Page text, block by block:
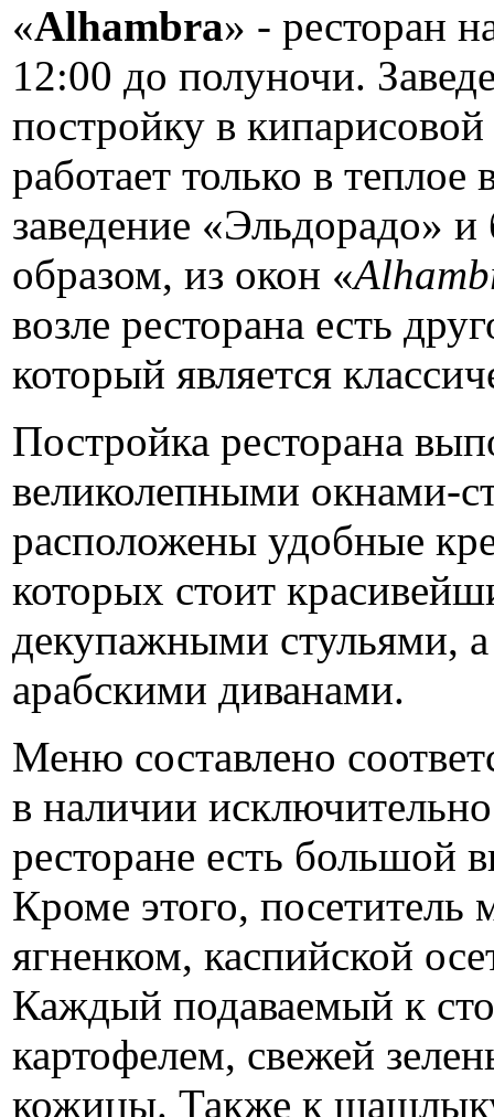
«Alhambra» - ресторан
12:00 до полуночи.
постройку в
работает только в
заведение «Эльдорадо»
образом, из окон «
возле ресторана есть
который является
Постройка ресторана
великолепными окнами-
расположены удобные
которых стоит
декупажными стульями,
арабскими диванами.
Меню составлено
в наличии
ресторане есть большой
Кроме этого, посетитель
ягненком, каспийской
Каждый подаваемый к
картофелем, свежей
кожицы. Также к